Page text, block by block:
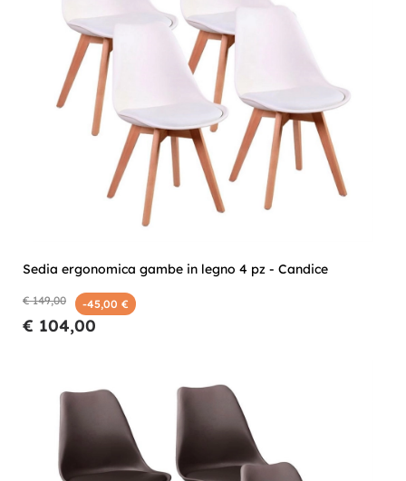
Sedia ergonomica gambe in legno 4 pz - Candice
€ 149,00 -45,00 €
€ 104,00